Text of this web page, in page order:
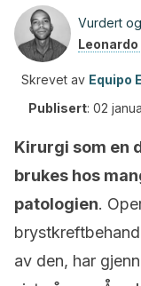
Vurdert
Skrevet av Equipo
Publisert: 02
Kirurgi som en
brukes hos
patologien.
av den, har